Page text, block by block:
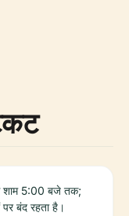
शाम 5:00 बजे तक;
बंद रहता है।